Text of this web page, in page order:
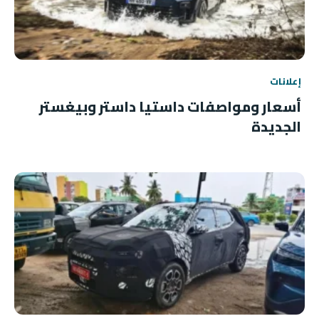
إعلانات
أسعار ومواصفات داستيا داستر وبيغستر
الجديدة